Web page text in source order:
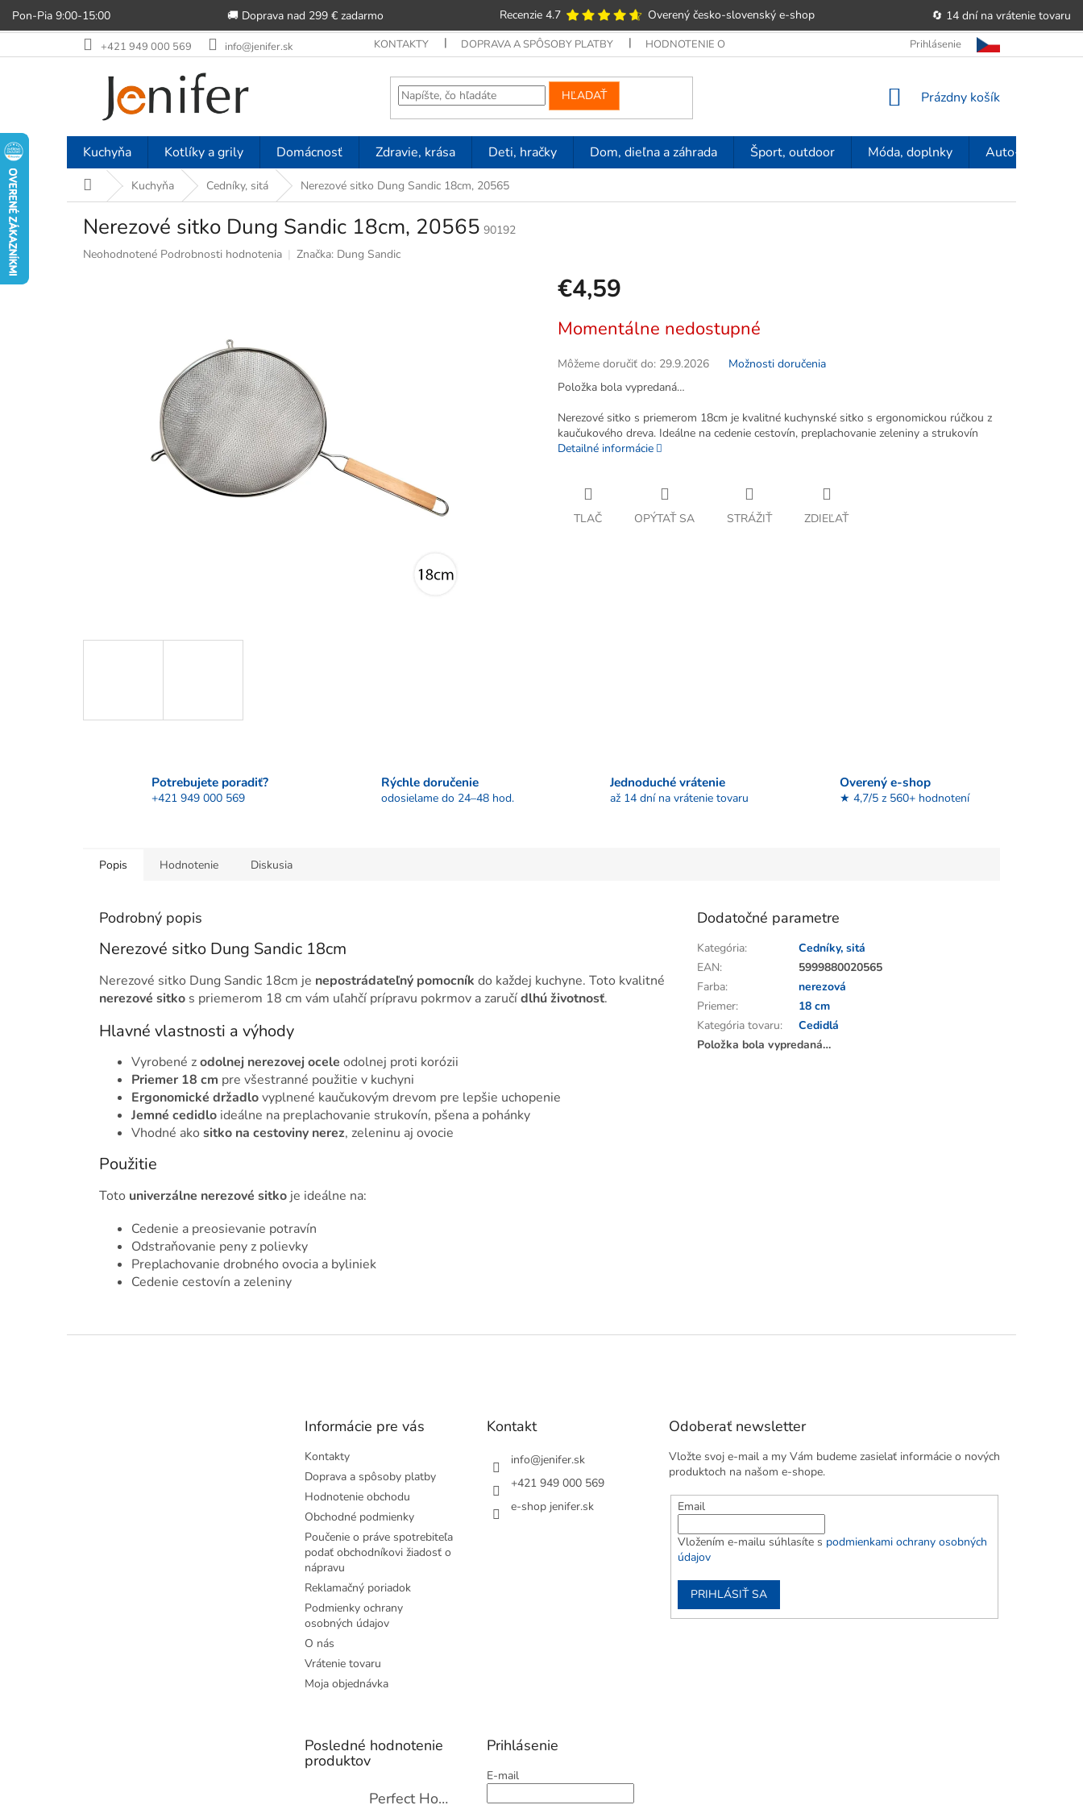
Pon-Pia 9:00-15:00 🚚 Doprava nad 299 € zadarmo Recenzie 4.7 Overený česko-slovenský e‑shop
🔄 14 dní na vrátenie tovaru
na
+421 949 000 569 info@jenifer.sk KONTAKTY DOPRAVA A SPÔSOBY PLATBY HODNOTENIE OBCHODU OBCHODNÉ PODMIENKY POUČENIE O PRÁVE
Prihlásenie
HĽADAŤ
NÁKUPNÝ
Prázdny košík
Kuchyňa Kotlíky a grily Domácnosť Zdravie, krása Deti, hračky Dom, dieľna a záhrada Šport, outdoor Móda, doplnky Auto-moto
DomovKuchyňa Cedníky, sitá Nerezové sitko Dung Sandic 18cm, 20565
Nerezové sitko Dung Sandic 18cm, 20565 90192
Priemerné
Neohodnotené Podrobnosti hodnotenia Značka: Dung Sandic
€4,59
cena:
Momentálne nedostupné
Môžeme doručiť do: 29.9.2026
Možnosti doručenia
Položka bola vypredaná…
Nerezové sitko s priemerom 18cm je kvalitné kuchynské sitko s ergonomickou rúčkou z
kaučukového dreva. Ideálne na cedenie cestovín, preplachovanie zeleniny a strukovín
Detailné informácie
TLAČ OPÝTAŤ SA STRÁŽIŤ ZDIEĽAŤ
Potrebujete poradiť?
+421 949 000 569
Rýchle doručenie
odosielame do 24–48 hod.
Jednoduché vrátenie
až 14 dní na vrátenie tovaru
Overený e-shop
★ 4,7/5 z 560+ hodnotení
Popis Hodnotenie Diskusia
Podrobný popis
Nerezové sitko Dung Sandic 18cm
Nerezové sitko Dung Sandic 18cm je nepostrádateľný pomocník do každej kuchyne. Toto kvalitné
nerezové sitko s priemerom 18 cm vám uľahčí prípravu pokrmov a zaručídlhú životnosť.
Hlavné vlastnosti a výhody
Vyrobené zodolnej nerezovej ocele odolnej proti korózii
Priemer 18 cm pre všestranné použitie v kuchyni
Ergonomické držadlovyplnené kaučukovým drevom pre lepšie uchopenie
Jemné cedidlo ideálne na preplachovanie strukovín, pšena a pohánky
Vhodné ako sitko na cestoviny nerez, zeleninu aj ovocie
Použitie
Toto univerzálne nerezové sitko je ideálne na:
Cedenie a preosievanie potravín
Odstraňovanie peny z polievky
Preplachovanie drobného ovocia a byliniek
Cedenie cestovín a zeleniny
Dodatočné parametre
Kategória:
Cedníky, sitá
EAN:
5999880020565
Farba:
nerezová
Priemer:
18 cm
Kategória tovaru:
Cedidlá
Položka bola vypredaná…
Informácie pre vás
Kontakty
Doprava a spôsoby platby
Hodnotenie obchodu
Obchodné podmienky
Poučenie o práve spotrebiteľa
podať obchodníkovi žiadosť o
nápravu
Reklamačný poriadok
Podmienky ochrany
osobných údajov
O nás
Vrátenie tovaru
Moja objednávka
Kontakt
info@jenifer.sk
+421 949 000 569
e-shop jenifer.sk
Odoberať newsletter
Vložte svoj e-mail a my Vám budeme zasielať informácie o nových
produktoch na našom e-shope.
Email
Vložením e-mailu súhlasíte s podmienkami ochrany osobných
údajov
PRIHLÁSIŤ SA
Posledné hodnotenie
produktov
Perfect Home Tĺčik na mäso so sekáčikom, 56893
Prihlásenie
E-mail